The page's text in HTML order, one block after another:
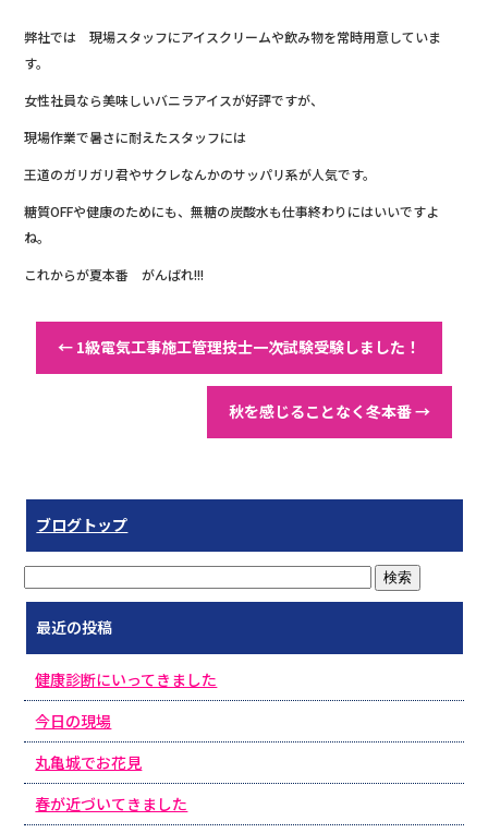
k
弊社では 現場スタッフにアイスクリームや飲み物を常時用意していま
す。
女性社員なら美味しいバニラアイスが好評ですが、
現場作業で暑さに耐えたスタッフには
王道のガリガリ君やサクレなんかのサッパリ系が人気です。
糖質OFFや健康のためにも、無糖の炭酸水も仕事終わりにはいいですよ
ね。
これからが夏本番 がんばれ!!!
← 1級電気工事施工管理技士一次試験受験しました！
秋を感じることなく冬本番→
ブログトップ
最近の投稿
健康診断にいってきました
今日の現場
丸亀城でお花見
春が近づいてきました